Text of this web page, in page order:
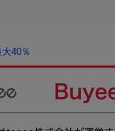
40％